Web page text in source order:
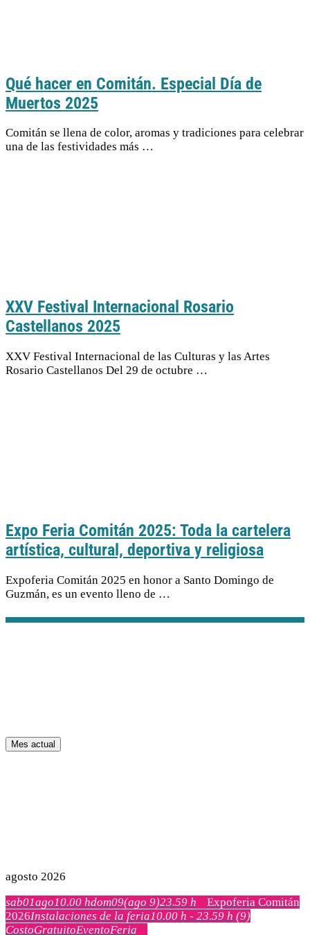
Qué hacer en Comitán. Especial Día de
Muertos 2025
Comitán se llena de color, aromas y tradiciones para celebrar
una de las festividades más …
XXV Festival Internacional Rosario
Castellanos 2025
XXV Festival Internacional de las Culturas y las Artes
Rosario Castellanos Del 29 de octubre …
Expo Feria Comitán 2025: Toda la cartelera
artística, cultural, deportiva y religiosa
Expoferia Comitán 2025 en honor a Santo Domingo de
Guzmán, es un evento lleno de …
Mes actual
agosto 2026
sab01ago10.00 hdom09(ago 9)23.59 h
Expoferia Comitán
2026Instalaciones de la feria10.00 h - 23.59 h (9)
CostoGratuitoEventoFeria